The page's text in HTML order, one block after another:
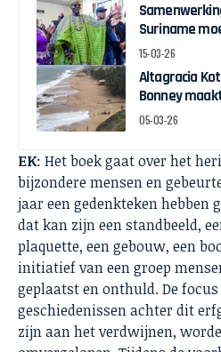
Suriname
bepalen
15-03-26
Altagracia
Bonney
Keti Koti-
05-03-26
EK: Het boek gaat over het
bijzondere mensen en
jaar een gedenkteken hebben
dat kan zijn een standbeeld,
plaquette, een gebouw, een
initiatief van een groep
geplaatst en onthuld. De
geschiedenissen achter dit
zijn aan het verdwijnen,